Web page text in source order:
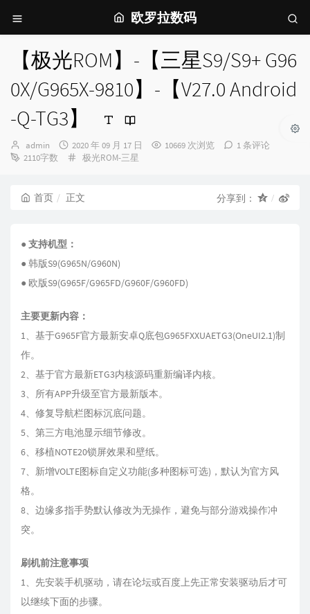
欧罗拉数码
【极光ROM】-【三星S9/S9+ G96
0X/G965X-9810】-【V27.0 Android
-Q-TG3】
博
主：
admin
发
布
2020 年 09 月 17 日 10669 次浏览
1 条评论
2110字数
分
极光ROM-三星
首页 正文 分享到：
● 支持机型：
● 韩版S9(G965N/G960N)
● 欧版S9(G965F/G965FD/G960F/G960FD)
主要更新内容：
1、基于G965F官方最新安卓Q底包G965FXXUAETG3(OneUI2.1)制
作。
2、基于官方最新ETG3内核源码重新编译内核。
3、所有APP升级至官方最新版本。
4、修复导航栏图标沉底问题。
5、第三方电池显示细节修改。
6、移植NOTE20锁屏效果和壁纸。
7、新增VOLTE图标自定义功能(多种图标可选)，默认为官方风
格。
8、边缘多指手势默认修改为无操作，避免与部分游戏操作冲
突。
刷机前注意事项
1、先安装手机驱动，请在论坛或百度上先正常安装驱动后才可
以继续下面的步骤。